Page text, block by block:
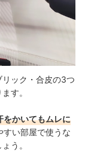
ック・合皮の3つ
す。
をかいてもムレに
すい部屋で使うな
う。